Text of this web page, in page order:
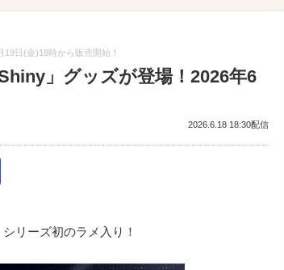
日(金)18時から販売開始！
」グッズが登場！2026年6
2026.6.18 18:30配信
リーズ初のラメ入り！